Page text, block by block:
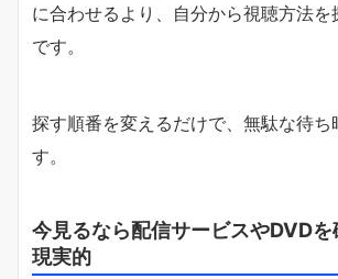
に合わせるより、自分から視聴方法を
です。
探す順番を変えるだけで、無駄な待ち
す。
今見るなら配信サービスやDVD
現実的